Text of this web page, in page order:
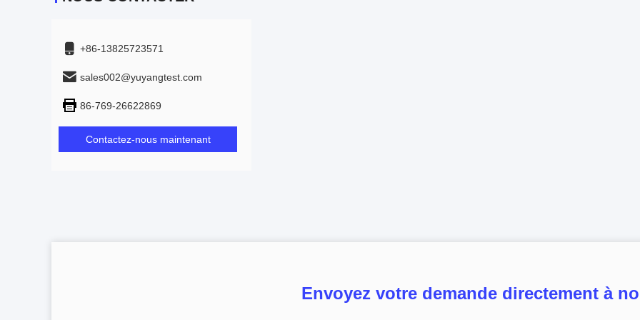
+86-13825723571
sales002@yuyangtest.com
86-769-26622869
Contactez-nous maintenant
Envoyez votre demande directement à